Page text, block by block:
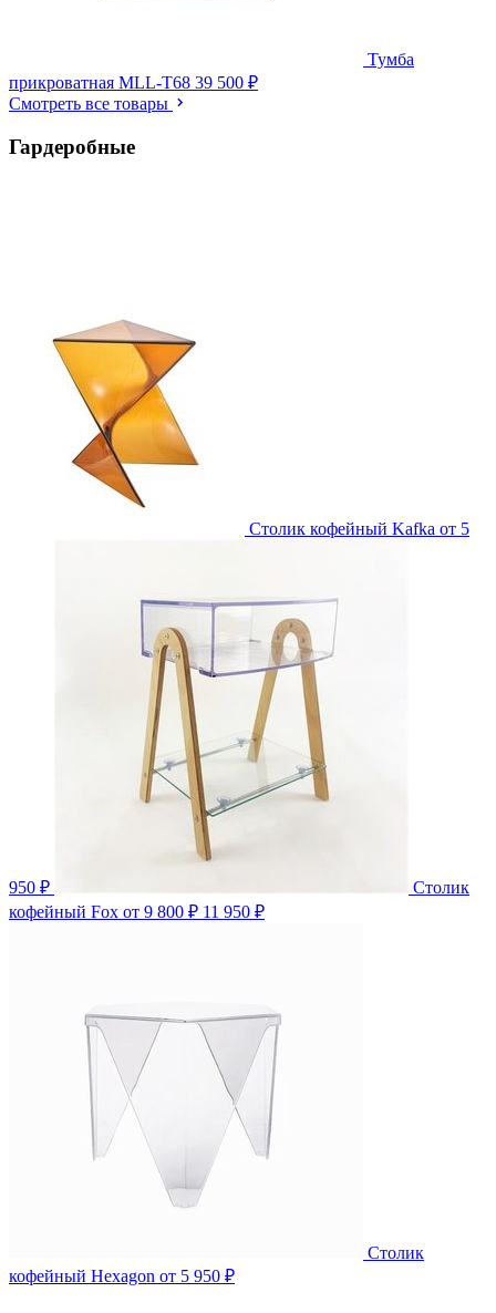
Тумба
прикроватная MLL-T68 39 500 ₽
Смотреть все товары
Гардеробные
Столик кофейный Kafka от 5
950 ₽
Столик
кофейный Fox от 9 800 ₽ 11 950 ₽
Столик
кофейный Hexagon от 5 950 ₽